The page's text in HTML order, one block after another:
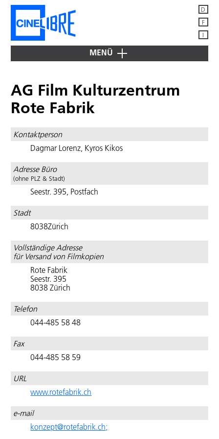
D
F
I
MENÜ
KINO
ÜBER
CINÉLIBRE
Vorstand
Mitteilungen
Mitglied
werden
Publikationen
Partnerverbände
weltweit
Cinema
italiano
Best of
International
Arab Film
Zurich
Visions
Partner
von
Cinélibre
Website
FICC
VERLEIH
"Bugarach"
"Cash
&
van
Goghs"
"Domino
Effect"
"Elektro
Moskva"
"Die
Dich:
Matthäus
Passion
"Happy
Winter"
"How
To
Make
DIENSTLEISTUNGEN
Filmdatenbanken
Suchmaschinen
Adressen
Schweiz,
Europa,
Cinélibre
Film-
Fonds:
verfügbare
Filmkopien
Filmdatenbank
Park Circus -
Verleihkonditionen
Suisa
Filmschadenversicherung
Programmangebote
Projektfonds
Filmtransporte
Newsletter
AG Film Kulturzentrum
Rote Fabrik
Kontaktperson
Dagmar Lorenz, Kyros Kikos
Adresse Büro
(ohne PLZ & Stadt)
Seestr. 395, Postfach
Stadt
8038Zürich
Vollständige Adresse
für Versand von Filmkopien
Rote Fabrik
Seestr. 395
8038 Zürich
Telefon
044-485 58 48
Fax
044-485 58 59
URL
www.rotefabrik.ch
e-mail
konzept@rotefabrik.ch;